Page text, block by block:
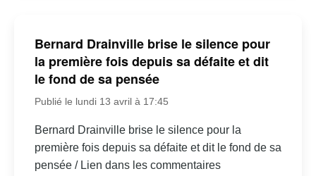
Bernard Drainville brise le silence pour
la première fois depuis sa défaite et dit
le fond de sa pensée
Publié le lundi 13 avril à 17:45
Bernard Drainville brise le silence pour la
première fois depuis sa défaite et dit le fond de sa
pensée / Lien dans les commentaires